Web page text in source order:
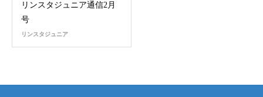
リンスタジュニア通信2月
号
リンスタジュニア